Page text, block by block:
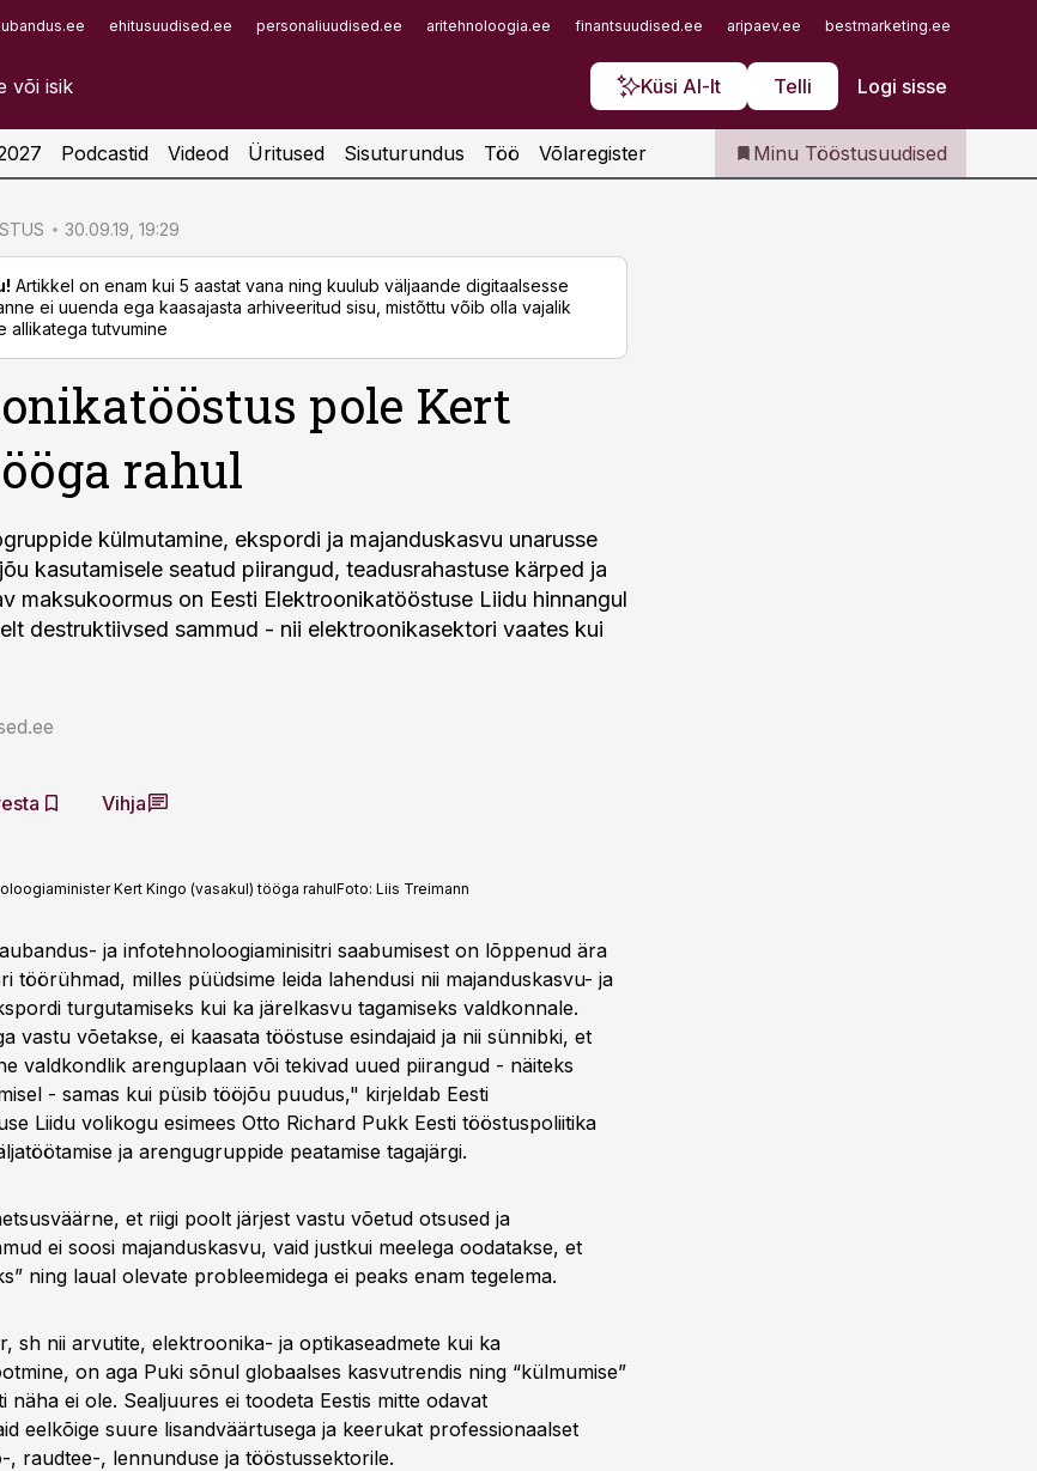
ehitusuudised.ee personaliuudised.ee aritehnoloogia.ee finantsuudised.ee aripaev.ee bestmarketing.ee
Küsi AI-lt Telli Logi sisse
Iseteenindus
Telli Tööstusuudised
Podcastid Videod Üritused Sisuturundus Töö Võlaregister Minu Tööstusuudised
30.09.19, 19:29
Artikkel on enam kui 5 aastat vana ning kuulub väljaande digitaalsesse
ei uuenda ega kaasajasta arhiveeritud sisu, mistõttu võib olla vajalik
allikatega tutvumine
pole Kert
rahul
külmutamine, ekspordi ja majanduskasvu unarusse
kasutamisele seatud piirangud, teadusrahastuse kärped ja
maksukoormus on Eesti Elektroonikatööstuse Liidu hinnangul
destruktiivsed sammud - nii elektroonikasektori vaates kui
Vihja
Kert Kingo (vasakul) tööga rahulFoto: Liis Treimann
ja infotehnoloogiaminisitri saabumisest on lõppenud ära
töörühmad, milles püüdsime leida lahendusi nii majanduskasvu- ja
turgutamiseks kui ka järelkasvu tagamiseks valdkonnale.
vastu võetakse, ei kaasata tööstuse esindajaid ja nii sünnibki, et
valdkondlik arenguplaan või tekivad uued piirangud - näiteks
- samas kui püsib tööjõu puudus," kirjeldab Eesti
Liidu volikogu esimees Otto Richard Pukk Eesti tööstuspoliitika
ja arengugruppide peatamise tagajärgi.
et riigi poolt järjest vastu võetud otsused ja
ei soosi majanduskasvu, vaid justkui meelega oodatakse, et
ning laual olevate probleemidega ei peaks enam tegelema.
sh nii arvutite, elektroonika- ja optikaseadmete kui ka
on aga Puki sõnul globaalses kasvutrendis ning “külmumise”
näha ei ole. Sealjuures ei toodeta Eestis mitte odavat
eelkõige suure lisandväärtusega ja keerukat professionaalset
raudtee-, lennunduse ja tööstussektorile.